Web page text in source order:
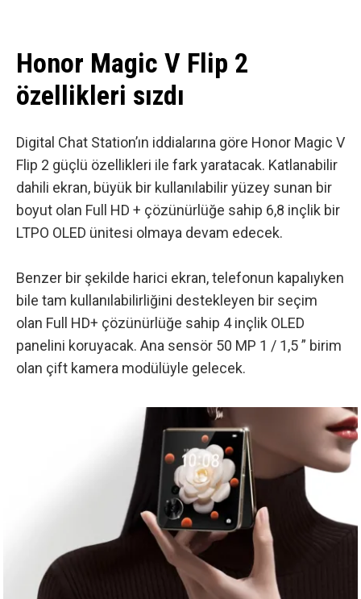
Honor Magic V Flip 2
özellikleri sızdı
Digital Chat Station’ın iddialarına göre Honor Magic V
Flip 2 güçlü özellikleri ile fark yaratacak. Katlanabilir
dahili ekran, büyük bir kullanılabilir yüzey sunan bir
boyut olan Full HD + çözünürlüğe sahip 6,8 inçlik bir
LTPO OLED ünitesi olmaya devam edecek.
Benzer bir şekilde harici ekran, telefonun kapalıyken
bile tam kullanılabilirliğini destekleyen bir seçim
olan Full HD+ çözünürlüğe sahip 4 inçlik OLED
panelini koruyacak. Ana sensör 50 MP 1 / 1,5 ” birim
olan çift kamera modülüyle gelecek.